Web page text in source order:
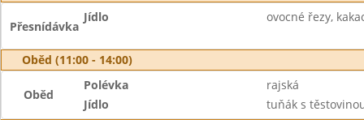
Přesnídávka
Jídlo ovocné řezy,
Oběd (11:00 - 14:00)
Oběd
Polévka
rajská
Jídlo
tuňák s